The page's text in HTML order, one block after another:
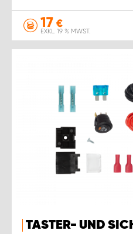
17 €
EXKL. 19 % MWST.
TASTER- UND